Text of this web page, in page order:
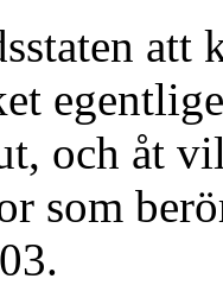
att
och åt
som